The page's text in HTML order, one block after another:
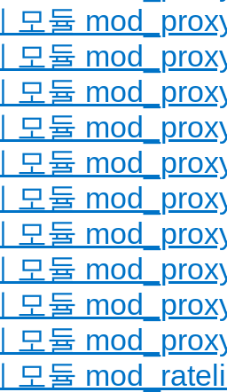
모듈
모듈
모듈
모듈
모듈
모듈
모듈
모듈
모듈
모듈
모듈